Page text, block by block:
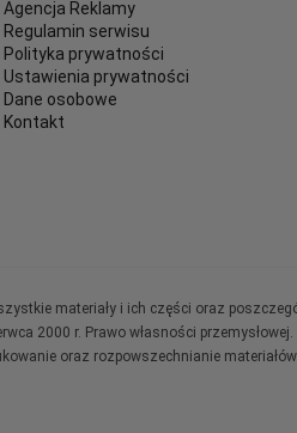
Agencja Reklamy
Regulamin serwisu
Polityka prywatności
Ustawienia prywatności
Dane osobowe
Kontakt
materiały i ich części oraz
2000 r. Prawo własności
oraz rozpowszechnianie